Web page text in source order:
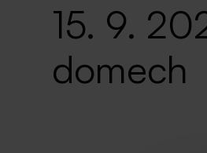
15. 9.
domech